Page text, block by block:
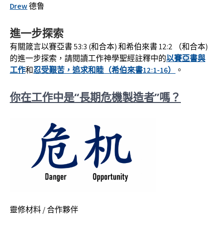
Drew德鲁
進一步探索
有關箴言以賽亞書 53:3 (和合本) 和希伯來書 12:2 （和合本)
的進一步探索，請閱讀工作神學聖經註釋中的以賽亞書與
工作和忍受艱苦，追求和睦（希伯來書12:1-16） 。
你在工作中是“長期危機製造者”嗎？
靈修材料 / 合作夥伴